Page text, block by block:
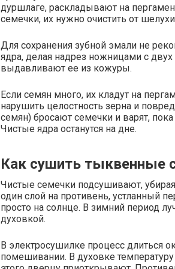
дуршлаге, раскладывают на
семечки, их нужно очистить от шелухи
Для сохранения зубной эмали не
ядра, делая надрез ножницами с
выдавливают ее из кожуры.
Если семян много, их кладут на
нарушить целостность зерна и
семян) бросают семечки и варят,
Чистые ядра останутся на дне.
Как сушить тыквенные
Чистые семечки подсушивают,
один слой на противень, устланный
просто на солнце. В зимний период
духовкой.
В электросушилке процесс длиться
помешивании. В духовке